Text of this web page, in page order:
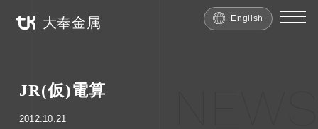
大奉金属 English
JR(仮)電算
2012.10.21